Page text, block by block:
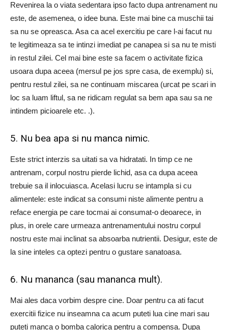
Revenirea la o viata sedentara ipso facto dupa antrenament nu
este, de asemenea, o idee buna. Este mai bine ca muschii tai
sa nu se opreasca. Asa ca acel exercitiu pe care l-ai facut nu
te legitimeaza sa te intinzi imediat pe canapea si sa nu te misti
in restul zilei. Cel mai bine este sa facem o activitate fizica
usoara dupa aceea (mersul pe jos spre casa, de exemplu) si,
pentru restul zilei, sa ne continuam miscarea (urcat pe scari in
loc sa luam liftul, sa ne ridicam regulat sa bem apa sau sa ne
intindem picioarele etc. .).
5. Nu bea apa si nu manca nimic.
Este strict interzis sa uitati sa va hidratati. In timp ce ne
antrenam, corpul nostru pierde lichid, asa ca dupa aceea
trebuie sa il inlocuiasca. Acelasi lucru se intampla si cu
alimentele: este indicat sa consumi niste alimente pentru a
reface energia pe care tocmai ai consumat-o deoarece, in
plus, in orele care urmeaza antrenamentului nostru corpul
nostru este mai inclinat sa absoarba nutrientii. Desigur, este de
la sine inteles ca optezi pentru o gustare sanatoasa.
6. Nu mananca (sau mananca mult).
Mai ales daca vorbim despre cine. Doar pentru ca ati facut
exercitii fizice nu inseamna ca acum puteti lua cine mari sau
puteti manca o bomba calorica pentru a compensa. Dupa